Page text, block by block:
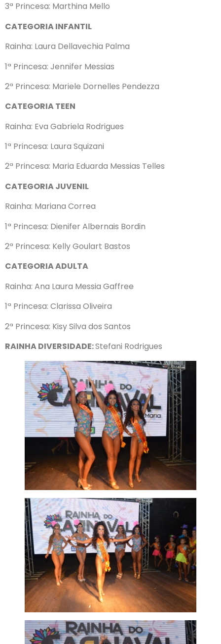
3ª Princesa: Marthina Mello
CATEGORIA INFANTIL
Rainha: Laura Dellavechia Palma
1ª Princesa: Jennifer Messias
2ª Princesa: Mariele Dornelles Pendezza
CATEGORIA TEEN
Rainha: Eva Gabriela Rodrigues
1ª Princesa: Laura Squizani
2ª Princesa: Maria Eduarda Messias Telles
CATEGORIA JUVENIL
Rainha: Mariana Correa
1ª Princesa: Dienifer Albernais Bordin
2ª Princesa: Kelly Goulart Bastos
CATEGORIA ADULTA
Rainha: Ana Laura Messia Gaffree
1ª Princesa: Clarissa Oliveira
2ª Princesa: Kisy Silva dos Santos
RAINHA DIVERSIDADE:Stefani Rodrigues